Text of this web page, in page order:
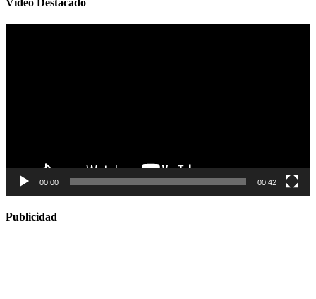
00:00 00:42
Publicidad